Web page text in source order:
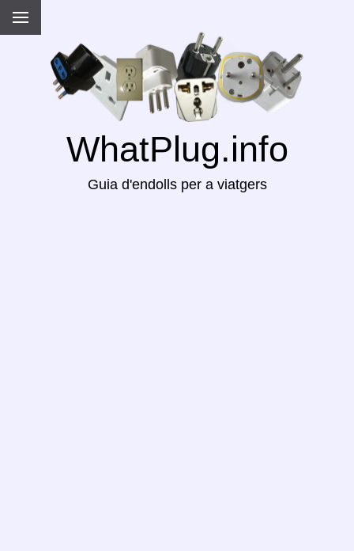
WhatPlug.info
Guia d'endolls per a viatgers